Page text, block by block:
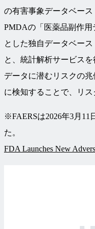
の有害事象データベース
PMDAの「医薬品副作用
とした独自データベー
と、統計解析サービスを
データに潜むリスクの
に検知することで、リス
※FAERSは2026年3月11
た。
FDA Launches New